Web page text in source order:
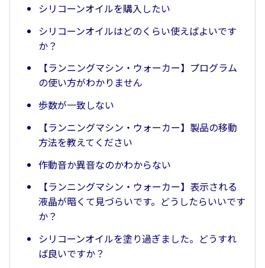
シリコーンオイルを購入したい
シリコーンオイルはどのくらい使えばよいです
か？
【ランニングマシン・ウォーカー】プログラム
の使い方がわかりません
歩数が一致しない
【ランニングマシン・ウォーカー】製品の移動
方法を教えてください
作動音か異音なのかわからない
【ランニングマシン・ウォーカー】表示される
液晶が暗くて見づらいです。どうしたらいいです
か？
シリコーンオイルを塗り過ぎました。どうすれ
ば良いですか？